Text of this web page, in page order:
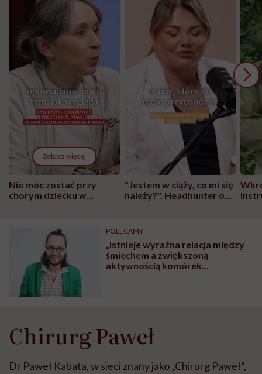
Zobacz więcej
Nie móc zostać przy
chorym dziecku w
może chyba tylko
głupota i brak
wyobraźni"
"Jestem w ciąży, co mi się
należy?". Headhunter o
pracy
POLECAMY
„Istnieje wyraźna relacja między
śmiechem a zwiększoną
aktywnością komórek
Chirurg Paweł
Dr Paweł Kabata, w sieci znany jako „Chirurg Paweł”,